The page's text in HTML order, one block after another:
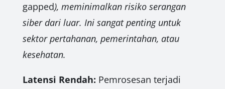
gapped), meminimalkan risiko serangan
siber dari luar. Ini sangat penting untuk
sektor pertahanan, pemerintahan, atau
kesehatan.
Latensi Rendah: Pemrosesan terjadi